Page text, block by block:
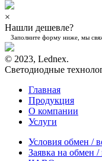
×
Нашли дешевле?
Заполните форму ниже, мы
© 2023, Lednex.
Светодиодные
Главная
Продукция
О компании
Услуги
Условия обмен /
Заявка на обмен /